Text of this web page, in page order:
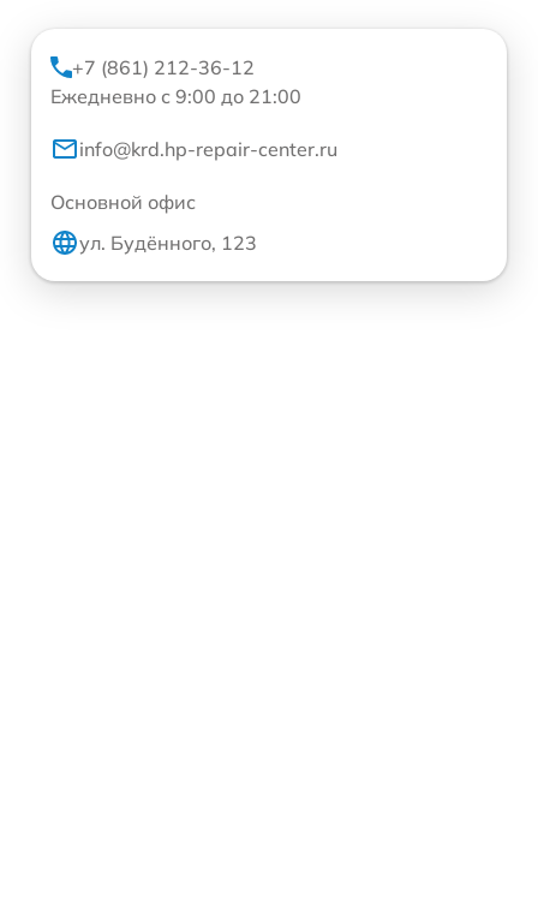
+7 (861) 212-36-12
Ежедневно с 9:00 до 21:00
info@krd.hp-repair-center.ru
Основной офис
ул. Будённого, 123